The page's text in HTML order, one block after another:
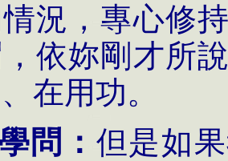
況，專心修
依妳剛才所
在用功。
問： 但是如